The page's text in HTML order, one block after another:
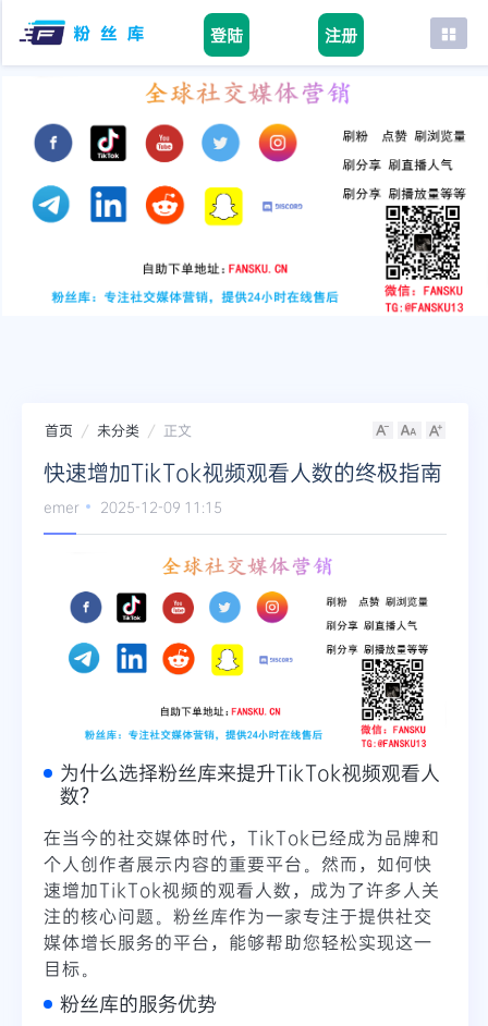
登陆 注册
首页
tiktok
youtube
instagram
首页 未分类 正文
快速增加TikTok视频观看人数的终极指南
emer 2025-12-09 11:15
为什么选择粉丝库来提升TikTok视频观看人
数？
在当今的社交媒体时代，TikTok已经成为品牌和
个人创作者展示内容的重要平台。然而，如何快
速增加TikTok视频的观看人数，成为了许多人关
注的核心问题。粉丝库作为一家专注于提供社交
媒体增长服务的平台，能够帮助您轻松实现这一
目标。
粉丝库的服务优势